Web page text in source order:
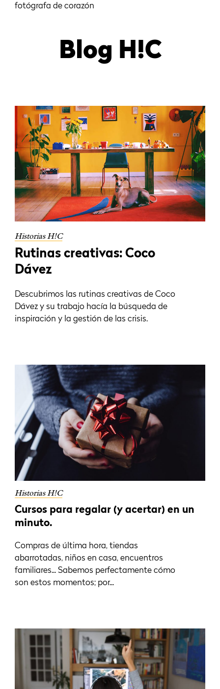
fotógrafa de corazón
Blog H!C
Historias H!C
Rutinas creativas: Coco
Dávez
Descubrimos las rutinas creativas de Coco
Dávez y su trabajo hacía la búsqueda de
inspiración y la gestión de las crisis.
Historias H!C
Cursos para regalar (y acertar) en un
minuto.
Compras de última hora, tiendas
abarrotadas, niños en casa, encuentros
familiares... Sabemos perfectamente cómo
son estos momentos; por...